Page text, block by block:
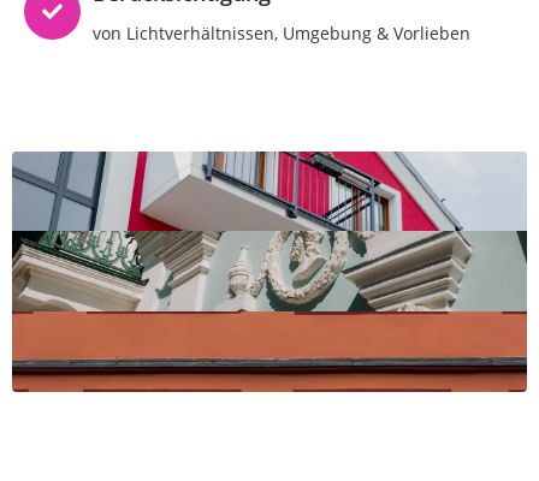
von Lichtverhältnissen, Umgebung & Vorlieben